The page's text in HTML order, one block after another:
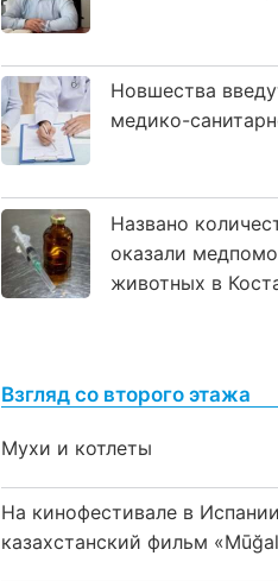
Новшества
медико-
Названо
оказали
животных в
Взгляд со второго этажа
Мухи и котлеты
На кинофестивале в
казахстанский фильм